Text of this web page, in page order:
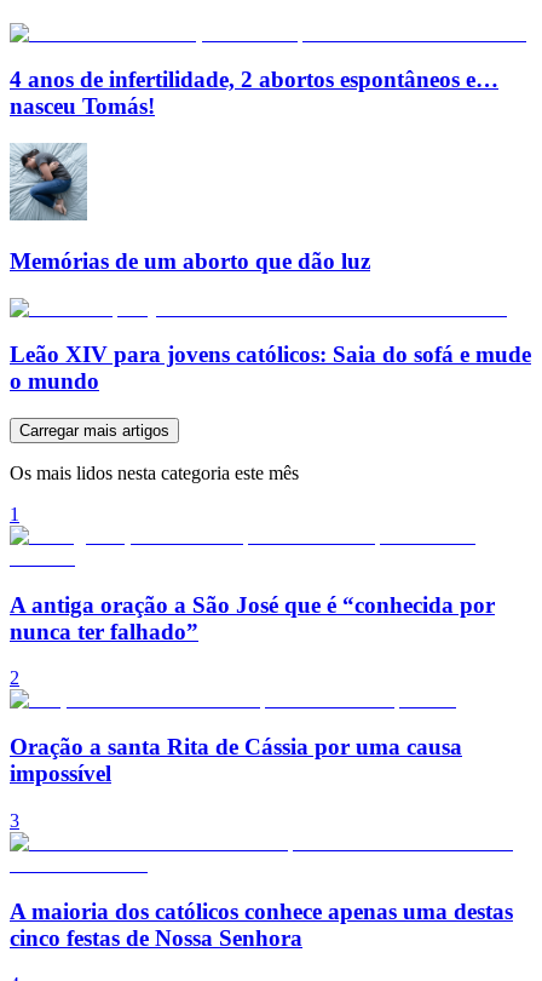
4 anos de infertilidade, 2 abortos espontâneos e…
nasceu Tomás!
Memórias de um aborto que dão luz
Leão XIV para jovens católicos: Saia do sofá e mude
o mundo
Carregar mais artigos
Os mais lidos nesta categoria este mês
1
A antiga oração a São José que é “conhecida por
nunca ter falhado”
2
Oração a santa Rita de Cássia por uma causa
impossível
3
A maioria dos católicos conhece apenas uma destas
cinco festas de Nossa Senhora